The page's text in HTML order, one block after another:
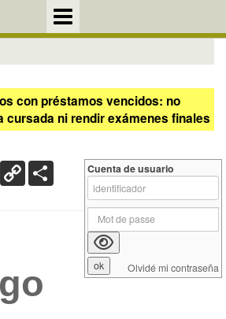
con préstamos vencidos: no
cursada ni rendir exámenes finales
X Copy
Link
Cuenta de usuario
Olvidé mi contraseña